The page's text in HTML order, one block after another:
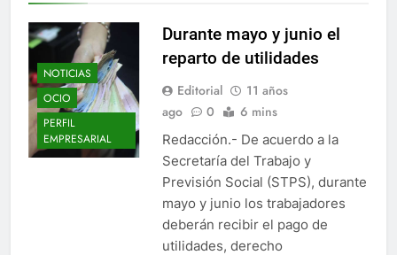
NOTICIAS
OCIO
PERFIL
EMPRESARIAL
Durante mayo y junio el
reparto de utilidades
Editorial
11 años
ago
0 6 mins
Redacción.- De acuerdo a la
Secretaría del Trabajo y
Previsión Social (STPS), durante
mayo y junio los trabajadores
deberán recibir el pago de
utilidades, derecho